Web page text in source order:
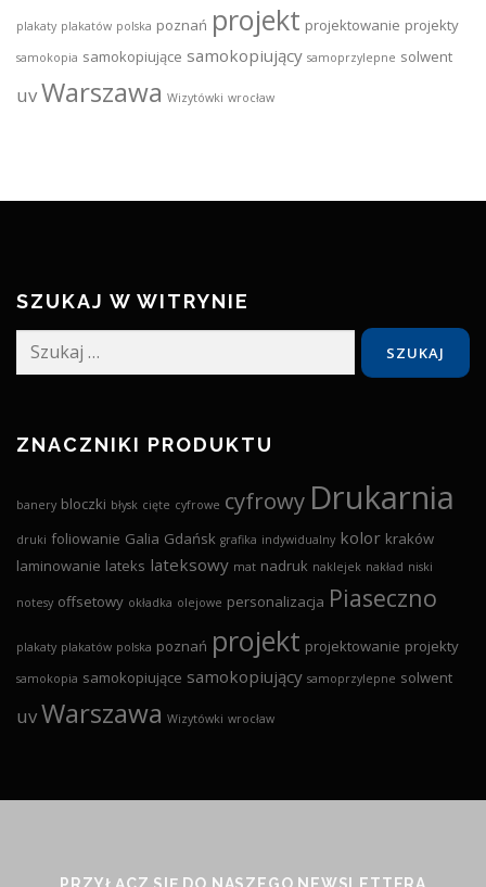
plakaty plakatów polska poznań projekt projektowanie projekty
samokopia samokopiujące samokopiujący samoprzylepne solwent
uvWarszawa Wizytówki wrocław
SZUKAJ W WITRYNIE
Szukaj:
ZNACZNIKI PRODUKTU
banery bloczki błysk cięte cyfrowe cyfrowy Drukarnia
druki foliowanie Galia Gdańsk grafika indywidualny kolor kraków
laminowanie lateks lateksowy mat nadruk naklejek nakład niski
notesy offsetowy okładka olejowe personalizacja Piaseczno
plakaty plakatów polska poznań projekt projektowanie projekty
samokopia samokopiujące samokopiujący samoprzylepne solwent
uvWarszawa Wizytówki wrocław